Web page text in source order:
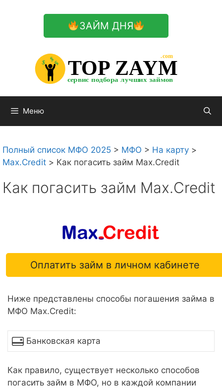
ЗАЙМ ДНЯ
TOP ZAYM
сервис подбора лучших займов
.com
$
$
$
Меню
Полный список МФО 2025 > МФО > На карту >
Max.Credit > Как погасить займ Max.Credit
Как погасить займ Max.Credit
Оплатить займ в личном кабинете
Ниже представлены способы погашения займа в
МФО Max.Credit:
Банковская карта
Как правило, существует несколько способов
погасить займ в МФО, но в каждой компании